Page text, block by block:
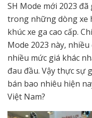
SH Mode mới 2023
trong những dòng xe
khúc xe ga cao cấp.
Mode 2023 này,
nhiều mức giá khác
đau đầu. Vậy thực sự
bán bao nhiêu hiện
Việt Nam?